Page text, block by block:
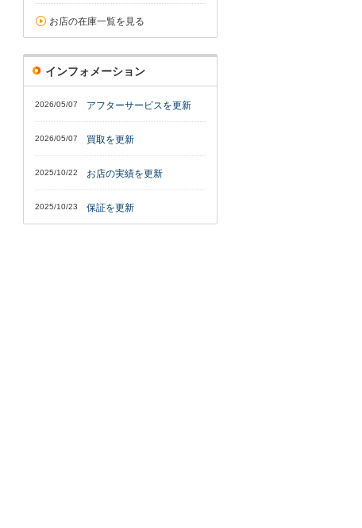
お店の在庫一覧を見る
インフォメーション
2026/05/07 アフターサービスを更新
2026/05/07 買取を更新
2025/10/22 お店の実績を更新
2025/10/23 保証を更新